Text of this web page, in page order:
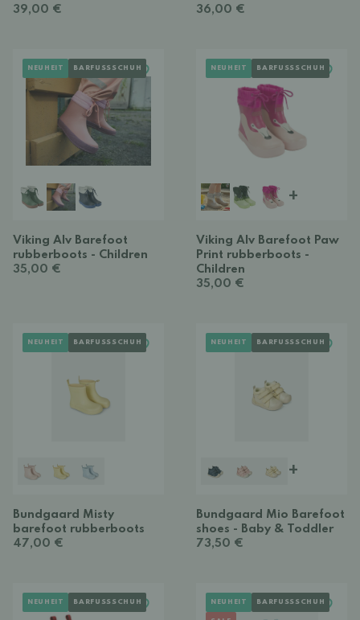
39,00 €
36,00 €
NEUHEIT BARFUSSSCHUH
Viking Alv Barefoot
rubberboots - Children
35,00 €
+
NEUHEIT BARFUSSSCHUH
Viking Alv Barefoot Paw
Print rubberboots -
Children
35,00 €
NEUHEIT BARFUSSSCHUH
Bundgaard Misty
barefoot rubberboots
47,00 €
+
NEUHEIT BARFUSSSCHUH
Bundgaard Mio Barefoot
shoes - Baby & Toddler
73,50 €
NEUHEIT BARFUSSSCHUH NEUHEIT BARFUSSSCHUH